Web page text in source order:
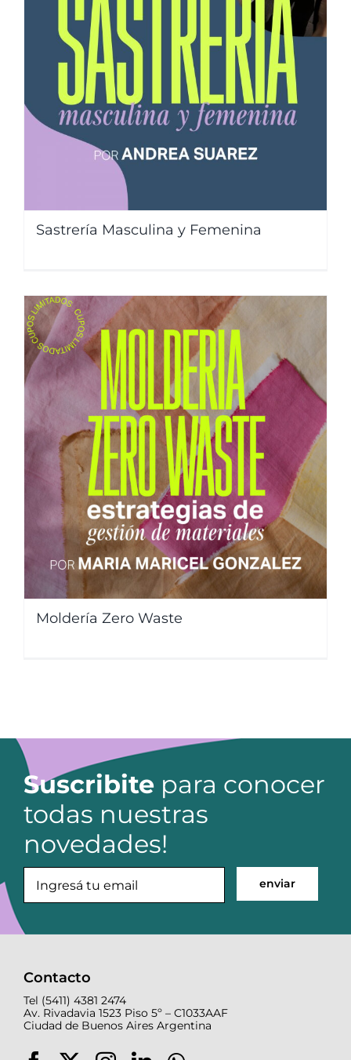
Sastrería Masculina y Femenina
Moldería Zero Waste
Suscribitepara conocer
todas nuestras
novedades!
Contacto
Tel (5411) 4381 2474
Av. Rivadavia 1523 Piso 5º – C1033AAF
Ciudad de Buenos Aires Argentina